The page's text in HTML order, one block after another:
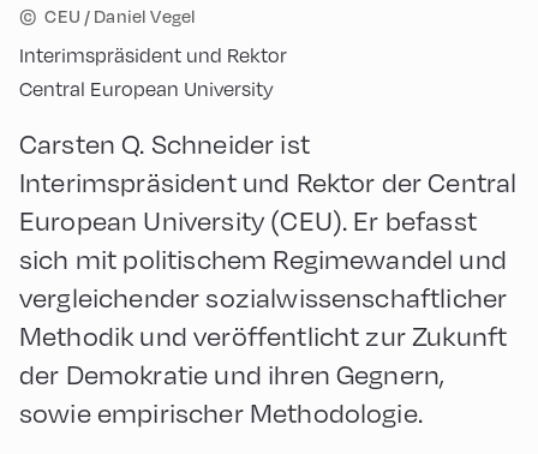
© CEU / Daniel Vegel
Interimspräsident und Rektor
Central European University
Carsten Q. Schneider ist
Interimspräsident und Rektor der Central
European University (CEU). Er befasst
sich mit politischem Regimewandel und
vergleichender sozialwissenschaftlicher
Methodik und veröffentlicht zur Zukunft
der Demokratie und ihren Gegnern,
sowie empirischer Methodologie.